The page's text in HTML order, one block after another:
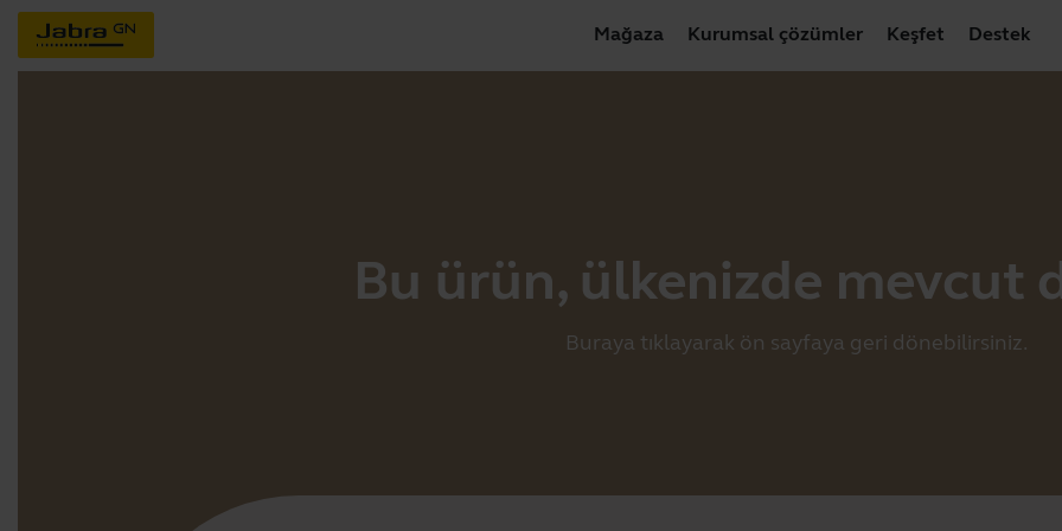
Mağaza Kurumsal çözümler Keşfet Destek
Bu ürün, ülkenizde mevcut
Buraya tıklayarak ön sayfaya geri dönebilirsiniz.